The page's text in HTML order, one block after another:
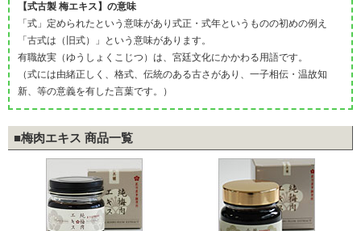
【式古製 梅エキス】の意味
「式」定められたという意味があり式正・式年というものの初めの例え
「古式は（旧式）」という意味があります。
有職故実（ゆうしょくこじつ）は、宮廷文化にかかわる用語です。
（式には由緒正しく、格式、伝統のある古さがあり、一子相伝・温故知
新、等の意義を有した言葉です。）
■梅肉エキス 商品一覧